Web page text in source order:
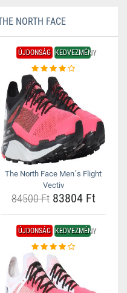
NORTH FACE
ÚJDONSÁG KEDVEZMÉNY
The North Face Men´s Flight
Vectiv
84500 Ft83804 Ft
ÚJDONSÁG KEDVEZMÉNY